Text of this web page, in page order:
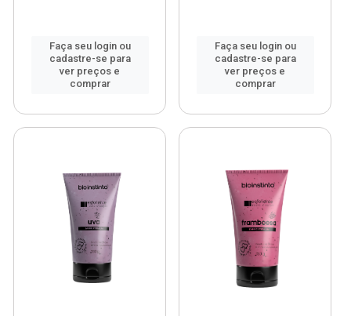
Faça seu login ou
cadastre-se para
ver preços e
comprar
Faça seu login ou
cadastre-se para
ver preços e
comprar